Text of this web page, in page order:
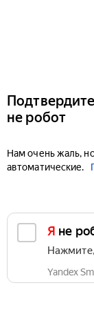
не робот
Нам очень жаль,
автоматические.
Я не
Yandex